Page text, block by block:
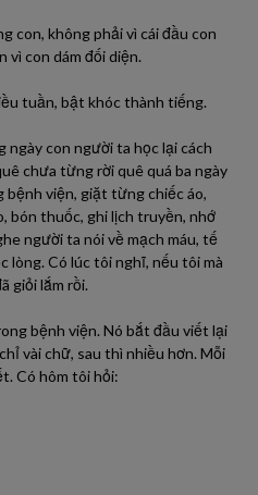
con, không phải vì cái đầu con
vì con dám đối diện.
tuần, bật khóc thành tiếng.
ngày con người ta học lại cách
chưa từng rời quê quá ba ngày
bệnh viện, giặt từng chiếc áo,
bón thuốc, ghi lịch truyền, nhớ
người ta nói về mạch máu, tế
lòng. Có lúc tôi nghĩ, nếu tôi mà
giỏi lắm rồi.
bệnh viện. Nó bắt đầu viết lại
vài chữ, sau thì nhiều hơn. Mỗi
Có hôm tôi hỏi: